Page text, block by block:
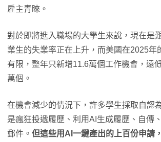
雇主青睞。
對於即將進入職場的大學生來說，現在是
業生的失業率正在上升，而美國在2025年
有限，整年只新增11.6萬個工作機會，遠
萬個。
在機會減少的情況下，許多學生採取自認
是瘋狂投遞履歷、利用AI生成履歷、自傳
郵件。 但這些用AI一鍵產出的上百份申請